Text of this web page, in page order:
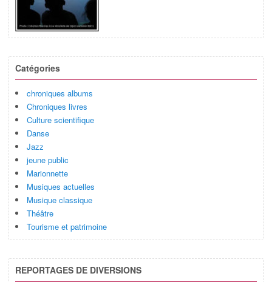
Catégories
chroniques albums
Chroniques livres
Culture scientifique
Danse
Jazz
jeune public
Marionnette
Musiques actuelles
Musique classique
Théâtre
Tourisme et patrimoine
REPORTAGES DE DIVERSIONS